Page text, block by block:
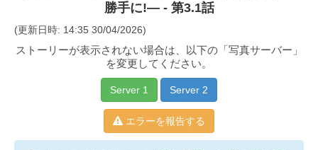
勝手に!―- 第3.1話
(更新日時: 14:35 30/04/2026)
ストーリーが表示されない場合は、以下の「写真サーバー」
を変更してください。
Server 1 Server 2
エラーを報告する